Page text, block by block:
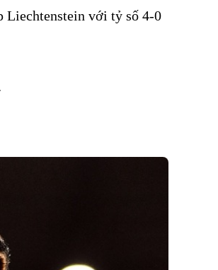
Liechtenstein với tỷ số 4-0